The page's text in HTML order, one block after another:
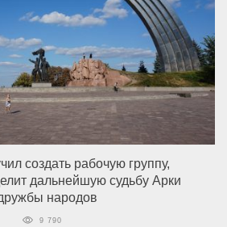
создать рабочую группу,
дальнейшую судьбу Арки
народов
9 790